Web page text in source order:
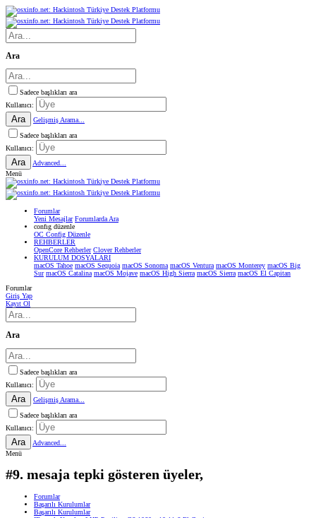
Ara
Sadece başlıkları ara
Kullanıcı:
Ara
Gelişmiş Arama...
Sadece başlıkları ara
Kullanıcı:
Ara
Advanced...
Menü
Forumlar
Yeni Mesajlar Forumlarda Ara
confıg düzenle
OC Config Düzenle
REHBERLER
OpenCore Rehberler Clover Rehberler
KURULUM DOSYALARI
macOS Tahoe macOS Sequoia macOS Sonoma macOS Ventura macOS Monterey macOS Big
Sur macOS Catalina macOS Mojave macOS High Sierra macOS Sierra macOS El Capitan
Forumlar
Giriş Yap
Kayıt Ol
Ara
Sadece başlıkları ara
Kullanıcı:
Ara
Gelişmiş Arama...
Sadece başlıkları ara
Kullanıcı:
Ara
Advanced...
Menü
#9. mesaja tepki gösteren üyeler,
Forumlar
Başarılı Kurulumlar
Başarılı Kurulumlar